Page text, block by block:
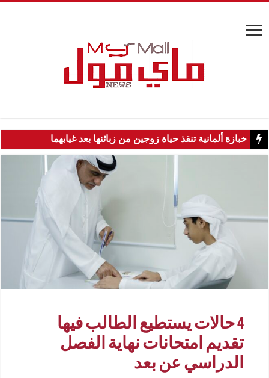
خبازة ألمانية تنقذ حياة زوجين من زبائنها بعد غيابهما
4 حالات يستطيع الطالب فيها
تقديم امتحانات نهاية الفصل
الدراسي عن بعد